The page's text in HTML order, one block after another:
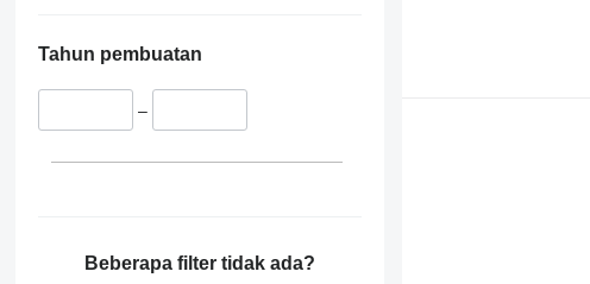
Tahun pembuatan
–
Beberapa filter tidak ada?